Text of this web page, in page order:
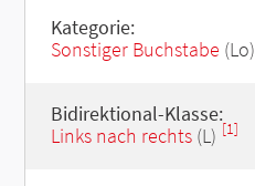
Kategorie:
Sonstiger Buchstabe (Lo)
Bidirektional-Klasse:
Links nach rechts(L) [1]